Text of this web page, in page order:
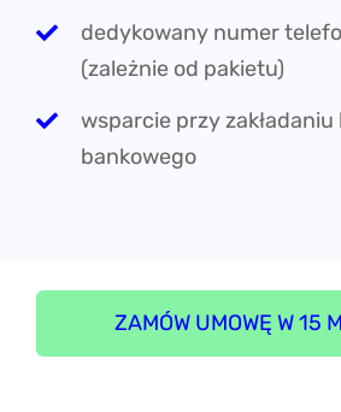
dedykowany numer
(zależnie od pakietu)
wsparcie przy zakładaniu
bankowego
ZAMÓW UMOWĘ W 15